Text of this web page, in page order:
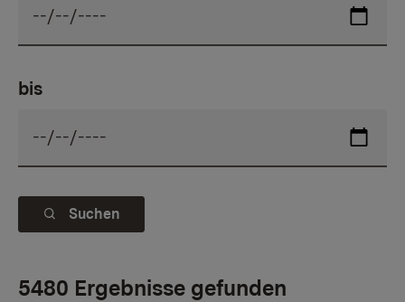
bis
Suchen
5480 Ergebnisse gefunden